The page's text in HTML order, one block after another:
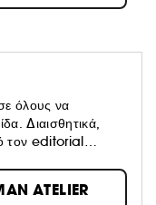
όλους να
Διαισθητικά,
τον editorial
μάρκα ομορφιάς
υψηλής
περιποίησης της
ATELIER